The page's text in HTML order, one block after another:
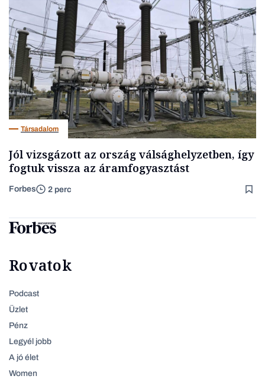
Társadalom
Jól vizsgázott az ország válsághelyzetben, így
fogtuk vissza az áramfogyasztást
Forbes 2 perc
Rovatok
Podcast
Üzlet
Pénz
Legyél jobb
A jó élet
Women